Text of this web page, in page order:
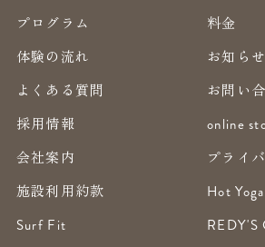
プログラム
料金
体験の流れ
お知らせ
よくある質問
お問い
採用情報
online
会社案内
プライ
施設利用約款
Hot
Surf Fit
REDY'S